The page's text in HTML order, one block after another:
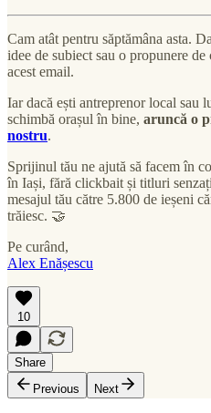
Cam atât pentru săptămâna asta.
idee de subiect sau o propunere
acest email.
Iar dacă ești antreprenor local sau
schimbă orașul în bine, aruncă o
nostru.
Sprijinul tău ne ajută să facem în
în Iași, fără clickbait și titluri
mesajul tău către 5.800 de ieșeni
trăiesc. 🤝
Pe curând,
Alex Enășescu
10
Share
Previous
Next